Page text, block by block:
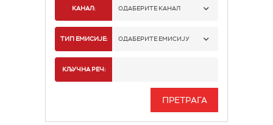
КАНАЛ: ОДАБЕРИТЕ КАНАЛ
РАДИО БЕОГРАД 1
РАДИО БЕОГРАД 3
ТИП ЕМИСИЈЕ: ОДАБЕРИТЕ ЕМИСИЈУ
ИНФО
КЉУЧНА РЕЧ: